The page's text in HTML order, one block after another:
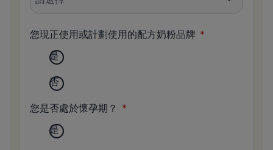
您現正使用或計劃使用的配方奶粉品牌
是
否
您是否處於懷孕期？
是